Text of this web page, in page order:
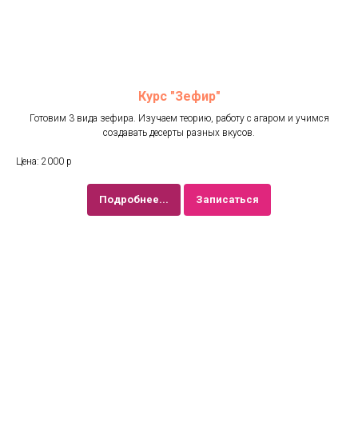
Курс "Зефир"
Готовим 3 вида зефира. Изучаем теорию, работу с агаром и учимся
создавать десерты разных вкусов.
Цена: 2000 р
Подробнее... Записаться